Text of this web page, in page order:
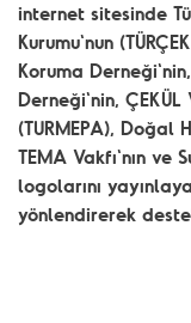
internet sitesinde
Kurumu'nun
Koruma
Derneği'nin, ÇEKÜL
(TURMEPA), Doğal
TEMA Vakfı'nın ve
logolarını
yönlendirerek